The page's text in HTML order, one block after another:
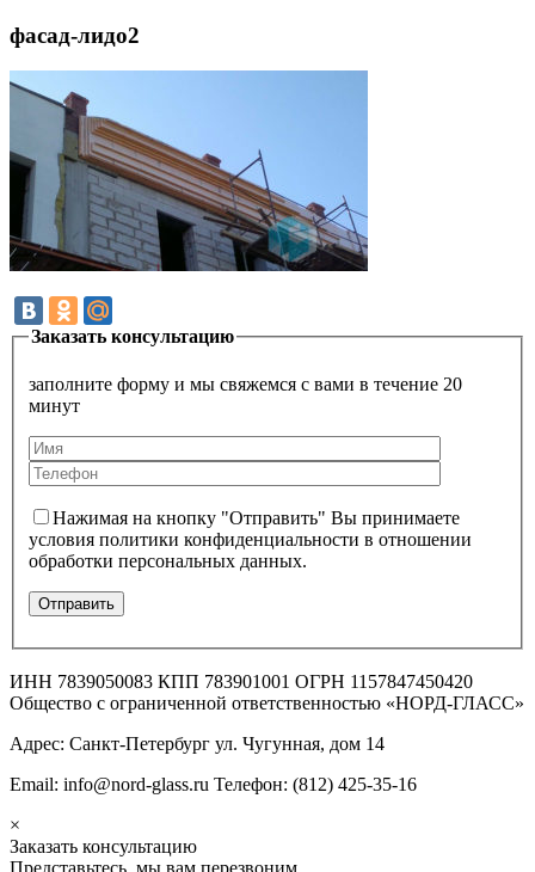
фасад-лидо2
Заказать консультацию
заполните форму и мы свяжемся с вами в течение 20
минут
Нажимая на кнопку "Отправить" Вы принимаете
условия политики конфиденциальности в отношении
обработки персональных данных.
ИНН 7839050083 КПП 783901001 ОГРН 1157847450420
Общество с ограниченной ответственностью «НОРД-ГЛАСС»
Адрес: Санкт-Петербург ул. Чугунная, дом 14
Email: info@nord-glass.ru Телефон: (812) 425-35-16
×
Заказать консультацию
Представьтесь, мы вам перезвоним